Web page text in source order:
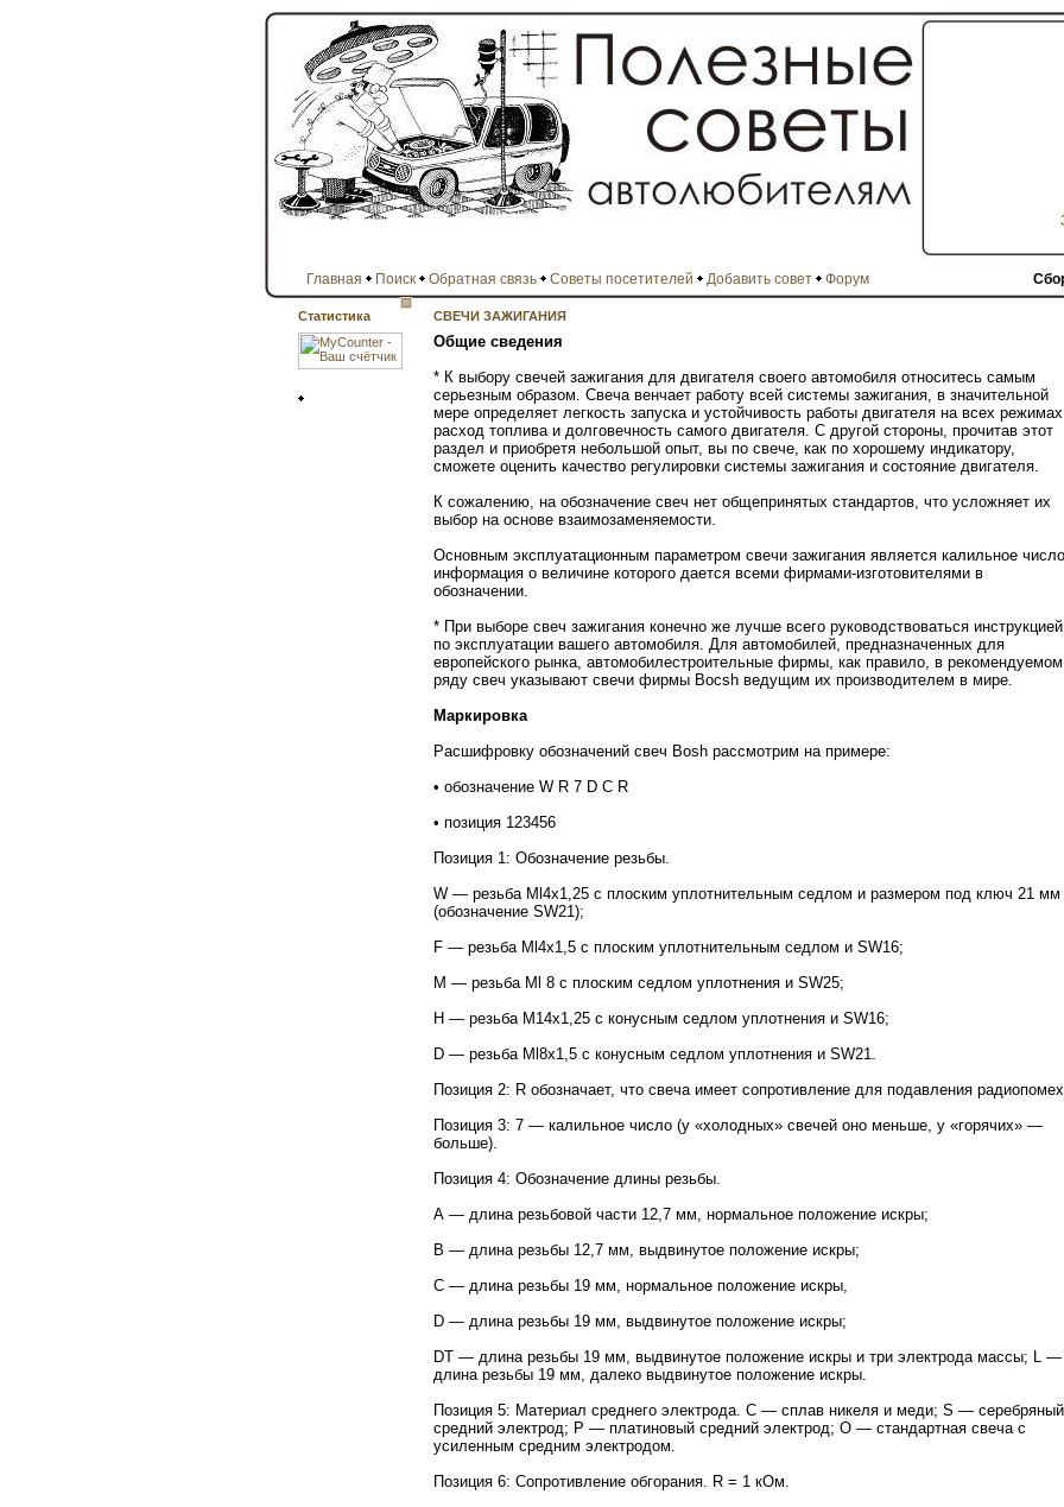
Главная Поиск Обратная связь Советы посетителей Добавить совет Форум
Статистика СВЕЧИ ЗАЖИГАНИЯ
Общие сведения
* К выбору свечей зажигания для двигателя своего автомобиля относитесь самым
серьезным образом. Свеча венчает работу всей системы зажигания, в значительной
мере определяет легкость запуска и устойчивость работы двигателя на всех
расход топлива и долговечность самого двигателя. С другой стороны, прочитав этот
раздел и приобретя небольшой опыт, вы по свече, как по хорошему индикатору,
сможете оценить качество регулировки системы зажигания и состояние двигателя.
К сожалению, на обозначение свеч нет общепринятых стандартов, что усложняет их
выбор на основе взаимозаменяемости.
Основным эксплуатационным параметром свечи зажигания является калильное
информация о величине которого дается всеми фирмами-изготовителями в
обозначении.
* При выборе свеч зажигания конечно же лучше всего руководствоваться инструкцией
по эксплуатации вашего автомобиля. Для автомобилей, предназначенных для
европейского рынка, автомобилестроительные фирмы, как правило, в рекомендуемом
ряду свеч указывают свечи фирмы Bocsh ведущим их производителем в мире.
Маркировка
Расшифровку обозначений свеч Bosh рассмотрим на примере:
• обозначение W R 7 D С R
• позиция 123456
Позиция 1: Обозначение резьбы.
W — резьба Ml4x1,25 с плоским уплотнительным седлом и размером под ключ 21 мм
(обозначение SW21);
F — резьба Ml4x1,5 с плоским уплотнительным седлом и SW16;
М — резьба Ml 8 с плоским седлом уплотнения и SW25;
Н — резьба M14x1,25 с конусным седлом уплотнения и SW16;
D — резьба Ml8x1,5 с конусным седлом уплотнения и SW21.
Позиция 2: R обозначает, что свеча имеет сопротивление для подавления
Позиция 3: 7 — калильное число (у «холодных» свечей оно меньше, у «горячих» —
больше).
Позиция 4: Обозначение длины резьбы.
А — длина резьбовой части 12,7 мм, нормальное положение искры;
В — длина резьбы 12,7 мм, выдвинутое положение искры;
С — длина резьбы 19 мм, нормальное положение искры,
D — длина резьбы 19 мм, выдвинутое положение искры;
DT — длина резьбы 19 мм, выдвинутое положение искры и три электрода массы; L —
длина резьбы 19 мм, далеко выдвинутое положение искры.
Позиция 5: Материал среднего электрода. С — сплав никеля и меди; S — серебряный
средний электрод; Р — платиновый средний электрод; О — стандартная свеча с
усиленным средним электродом.
Позиция 6: Сопротивление обгорания. R = 1 кОм.